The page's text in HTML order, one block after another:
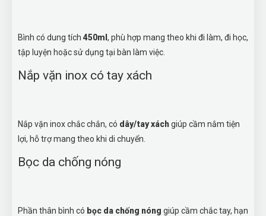
Bình có dung tích 450ml , phù hợp mang theo khi đi làm, đi học,
tập luyện hoặc sử dụng tại bàn làm việc.
Nắp vặn inox có tay xách
Nắp vặn inox chắc chắn, có dây/tay xáchgiúp cầm nắm tiện
lợi, hỗ trợ mang theo khi di chuyển.
Bọc da chống nóng
Phần thân bình có bọc da chống nóng giúp cầm chắc tay, hạn